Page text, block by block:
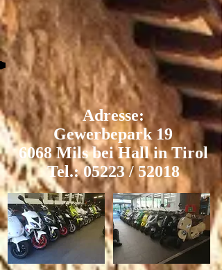
Adresse:
Gewerbepark 19
6068 Mils bei Hall in Tirol
Tel.: 05223 / 52018